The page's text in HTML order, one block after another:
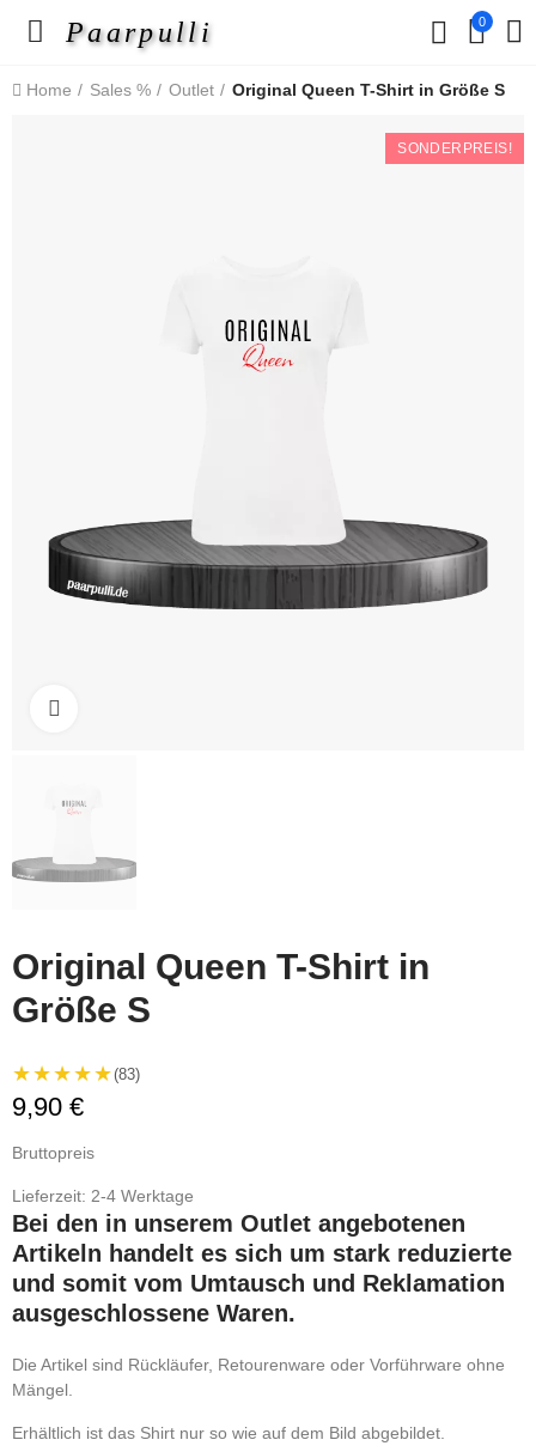
Paarpulli 0
Home Sales % Outlet Original Queen T-Shirt in Größe S
SONDERPREIS!
Original Queen T-Shirt in
Größe S
★★★★★(83)
9,90 €
Bruttopreis
Lieferzeit: 2-4 Werktage
Bei den in unserem Outlet angebotenen
Artikeln handelt es sich um stark reduzierte
und somit vom Umtausch und Reklamation
ausgeschlossene Waren.
Die Artikel sind Rückläufer, Retourenware oder Vorführware ohne
Mängel.
Erhältlich ist das Shirt nur so wie auf dem Bild abgebildet.